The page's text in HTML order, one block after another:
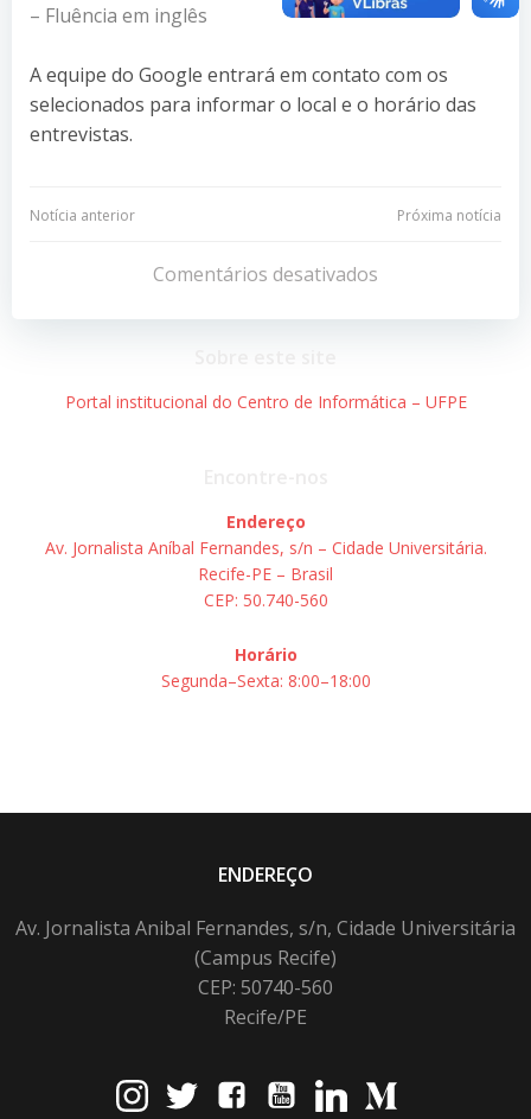
– Fluência em inglês
A equipe do Google entrará em contato com os
selecionados para informar o local e o horário das
entrevistas.
Navegação
Post
Notícia anterior
Navegação
de
Post
Próxima notícia
Comentários desativados
Portal institucional do Centro de Informática – UFPE
Endereço
Av. Jornalista Aníbal Fernandes, s/n – Cidade Universitária.
Recife-PE – Brasil
CEP: 50.740-560
Horário
Segunda–Sexta: 8:00–18:00
ENDEREÇO
Av. Jornalista Anibal Fernandes, s/n, Cidade Universitária
(Campus Recife)
CEP: 50740-560
Recife/PE